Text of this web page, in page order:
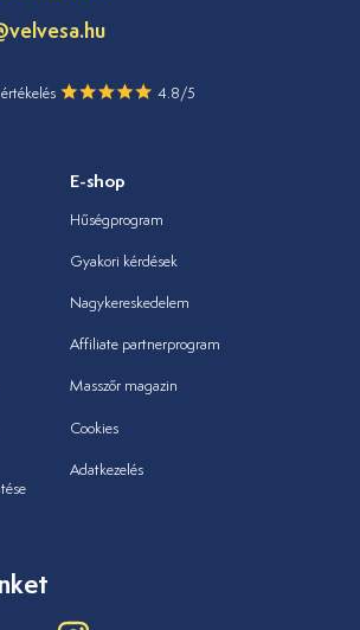
4.8/5
E-shop
Hűségprogram
Gyakori kérdések
Nagykereskedelem
Affiliate partnerprogram
Masszőr magazin
Cookies
Adatkezelés